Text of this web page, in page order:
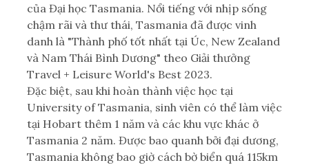
của Đại học Tasmania. Nổi tiếng với nhịp sống
chậm rãi và thư thái, Tasmania đã được vinh
danh là "Thành phố tốt nhất tại Úc, New Zealand
và Nam Thái Bình Dương" theo Giải thưởng
Travel + Leisure World's Best 2023.
Đặc biệt, sau khi hoàn thành việc học tại
University of Tasmania, sinh viên có thể làm việc
tại Hobart thêm 1 năm và các khu vực khác ở
Tasmania 2 năm. Được bao quanh bởi đại dương,
Tasmania không bao giờ cách bờ biển quá 115km